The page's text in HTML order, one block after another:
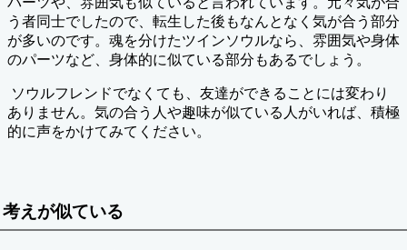
う者同士でしたので、転生した後もなんとなく気が合う部分
が多いのです。魂を分けたツインソウルなら、雰囲気や身体
のパーツなど、身体的に似ている部分もあるでしょう。
ソウルフレンドでなくても、友達ができることには変わり
ありません。気の合う人や趣味が似ている人がいれば、積極
的に声をかけてみてください。
考えが似ている